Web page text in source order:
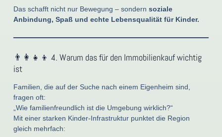
Das schafft nicht nur Bewegung – sondern soziale
Anbindung, Spaß und echte Lebensqualität für Kinder.
👨‍👩‍👧‍👦 4. Warum das für den Immobilienkauf wichtig
ist
Familien, die auf der Suche nach einem Eigenheim sind,
fragen oft:
„Wie familienfreundlich ist die Umgebung wirklich?“
Mit einer starken Kinder-Infrastruktur punktet die Region
gleich mehrfach: